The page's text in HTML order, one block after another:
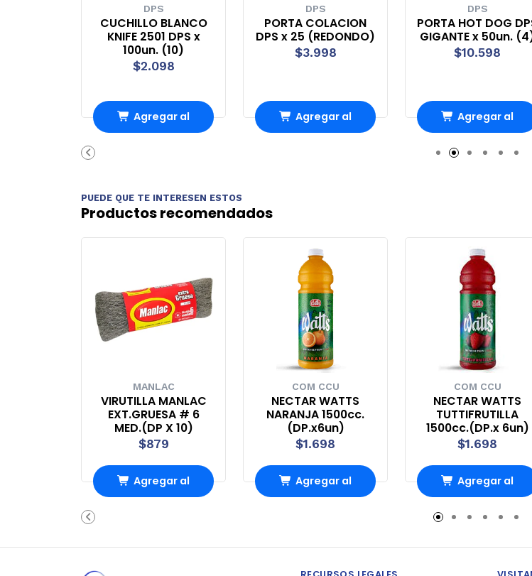
DPS
CUCHILLO BLANCO
KNIFE 2501 DPS x
100un. (10)
$2.098
Agregar al
DPS
PORTA COLACION
DPS x 25 (REDONDO)
$3.998
Agregar al
DPS
PORTA HOT DOG
GIGANTE x 50un.
$10.598
Agregar al
Carro
PUEDE QUE TE INTERESEN ESTOS
Productos recomendados
MANLAC
VIRUTILLA MANLAC
EXT.GRUESA # 6
MED.(DP X 10)
$879
Agregar al
COM CCU
NECTAR WATTS
NARANJA 1500cc.
(DP.x6un)
$1.698
Agregar al
COM CCU
NECTAR WATTS
TUTTIFRUTILLA
1500cc.(DP.x 6un)
$1.698
Agregar al
Carro